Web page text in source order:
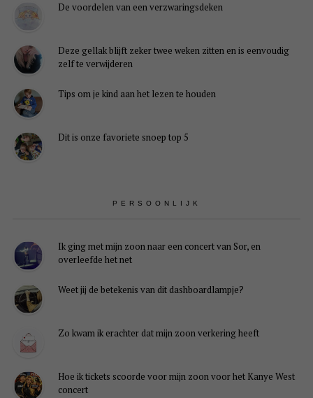
De voordelen van een verzwaringsdeken
Deze gellak blijft zeker twee weken zitten en is eenvoudig
zelf te verwijderen
Tips om je kind aan het lezen te houden
Dit is onze favoriete snoep top 5
PERSOONLIJK
Ik ging met mijn zoon naar een concert van Sor, en
overleefde het net
Weet jij de betekenis van dit dashboardlampje?
Zo kwam ik erachter dat mijn zoon verkering heeft
Hoe ik tickets scoorde voor mijn zoon voor het Kanye West
concert